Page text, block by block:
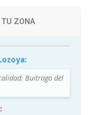
TU ZONA
Buitrago del